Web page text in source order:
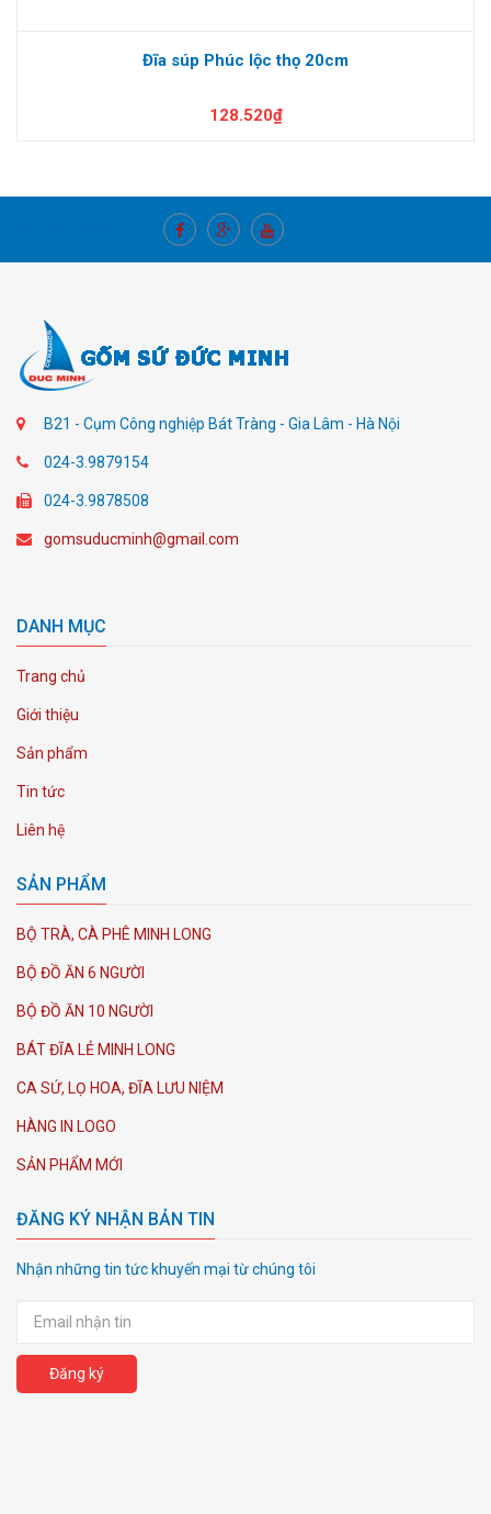
Đĩa súp Phúc lộc thọ 20cm
128.520₫
B21 - Cụm Công nghiệp Bát Tràng - Gia Lâm - Hà Nội
024-3.9879154
024-3.9878508
gomsuducminh@gmail.com
DANH MỤC
Trang chủ
Giới thiệu
Sản phẩm
Tin tức
Liên hệ
SẢN PHẨM
BỘ TRÀ, CÀ PHÊ MINH LONG
BỘ ĐỒ ĂN 6 NGƯỜI
BỘ ĐỒ ĂN 10 NGƯỜI
BÁT ĐĨA LẺ MINH LONG
CA SỨ, LỌ HOA, ĐĨA LƯU NIỆM
HÀNG IN LOGO
SẢN PHẨM MỚI
ĐĂNG KÝ NHẬN BẢN TIN
Nhận những tin tức khuyến mại từ chúng tôi
Đăng ký